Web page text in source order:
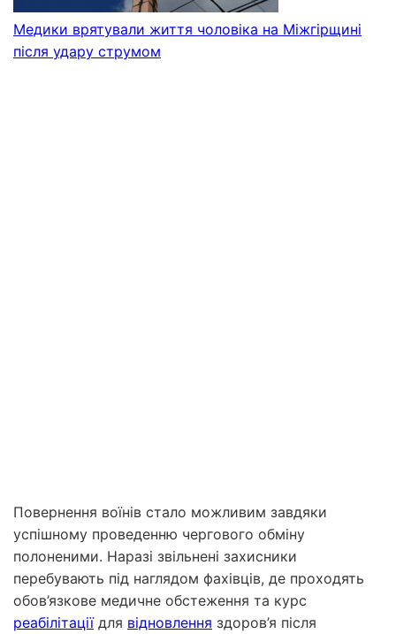
Медики врятували життя чоловіка на Міжгірщині
після удару струмом
Повернення воїнів стало можливим завдяки
успішному проведенню чергового обміну
полоненими. Наразі звільнені захисники
перебувають під наглядом фахівців, де проходять
обов’язкове медичне обстеження та курс
реабілітаціїдля відновлення здоров’я після